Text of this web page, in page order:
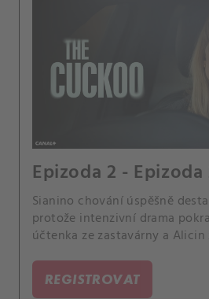
Epizoda 2 - Epizoda
Sianino chování úspěšně
protože intenzivní drama
účtenka ze zastavárny a
REGISTROVAT